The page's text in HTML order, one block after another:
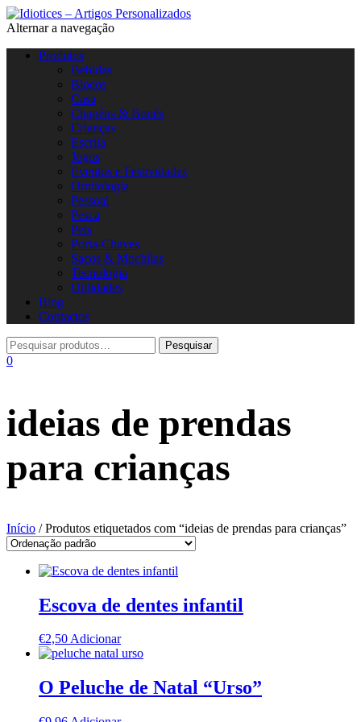
Alternar a navegação
Produtos
Bebidas
Blocos
Casa
Chapéus & Bonés
Crianças
Escrita
Jogos
Eventos e Festividades
Ornitologia
Pessoal
Pesca
Pets
Porta-Chaves
Sacos & Mochilas
Tecnologia
Utilidades
Blog
Contactos
0
ideias de prendas
para crianças
Início / Produtos etiquetados com “ideias de prendas para crianças”
Escova de dentes infantil
€2,50Adicionar
O Peluche de Natal “Urso”